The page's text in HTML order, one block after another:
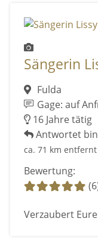
Sängerin
Fulda
Gage: auf
16 Jahre tätig
Antwortet
ca. 71 km entfernt
Bewertung:
Verzaubert